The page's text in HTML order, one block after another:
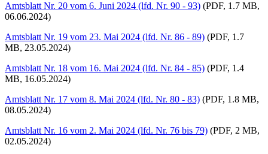
Amtsblatt Nr. 20 vom 6. Juni 2024 (lfd. Nr. 90 - 93) (PDF, 1.7 MB,
06.06.2024)
Amtsblatt Nr. 19 vom 23. Mai 2024 (lfd. Nr. 86 - 89) (PDF, 1.7
MB, 23.05.2024)
Amtsblatt Nr. 18 vom 16. Mai 2024 (lfd. Nr. 84 - 85) (PDF, 1.4
MB, 16.05.2024)
Amtsblatt Nr. 17 vom 8. Mai 2024 (lfd. Nr. 80 - 83) (PDF, 1.8 MB,
08.05.2024)
Amtsblatt Nr. 16 vom 2. Mai 2024 (lfd. Nr. 76 bis 79) (PDF, 2 MB,
02.05.2024)